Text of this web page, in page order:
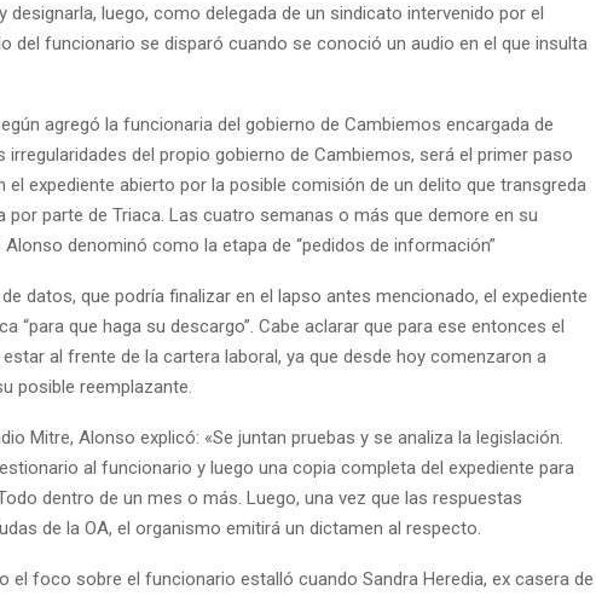
designarla, luego, como delegada de un sindicato intervenido por el
del funcionario se disparó cuando se conoció un audio en el que insulta
agregó la funcionaria del gobierno de Cambiemos encargada de
irregularidades del propio gobierno de Cambiemos, será el primer paso
el expediente abierto por la posible comisión de un delito que transgreda
por parte de Triaca. Las cuatro semanas o más que demore en su
denominó como la etapa de “pedidos de información”
datos, que podría finalizar en el lapso antes mencionado, el expediente
“para que haga su descargo”. Cabe aclarar que para ese entonces el
al frente de la cartera laboral, ya que desde hoy comenzaron a
posible reemplazante.
Mitre, Alonso explicó: «Se juntan pruebas y se analiza la legislación.
al funcionario y luego una copia completa del expediente para
dentro de un mes o más. Luego, una vez que las respuestas
de la OA, el organismo emitirá un dictamen al respecto.
el foco sobre el funcionario estalló cuando Sandra Heredia, ex casera de